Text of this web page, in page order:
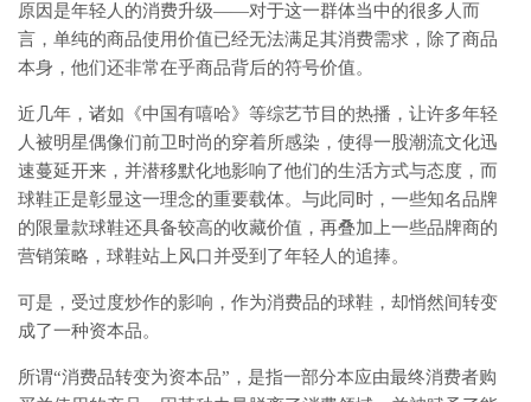
原因是年轻人的消费升级——对于这一群体当中的很多人而
言，单纯的商品使用价值已经无法满足其消费需求，除了商品
本身，他们还非常在乎商品背后的符号价值。
近几年，诸如《中国有嘻哈》等综艺节目的热播，让许多年轻
人被明星偶像们前卫时尚的穿着所感染，使得一股潮流文化迅
速蔓延开来，并潜移默化地影响了他们的生活方式与态度，而
球鞋正是彰显这一理念的重要载体。与此同时，一些知名品牌
的限量款球鞋还具备较高的收藏价值，再叠加上一些品牌商的
营销策略，球鞋站上风口并受到了年轻人的追捧。
可是，受过度炒作的影响，作为消费品的球鞋，却悄然间转变
成了一种资本品。
所谓“消费品转变为资本品”，是指一部分本应由最终消费者购